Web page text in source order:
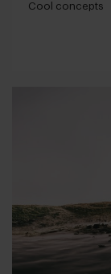
Cool concepts